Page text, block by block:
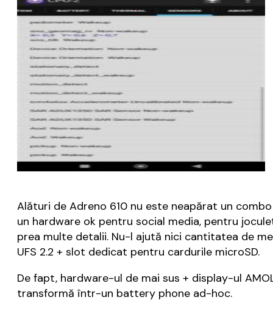
Alături de Adreno 610 nu este neapărat un
un hardware ok pentru social media, pentru
prea multe detalii. Nu-l ajută nici cantitatea de
UFS 2.2 + slot dedicat pentru cardurile microSD.
De fapt, hardware-ul de mai sus + display-ul
transformă într-un battery phone ad-hoc.